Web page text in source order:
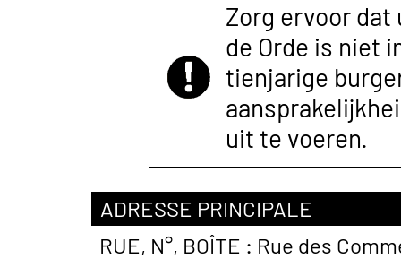
Zorg ervoor
de Orde is niet
tienjarige
uit te voeren.
ADRESSE PRINCIPALE
RUE, N°, BOÎTE : Rue des